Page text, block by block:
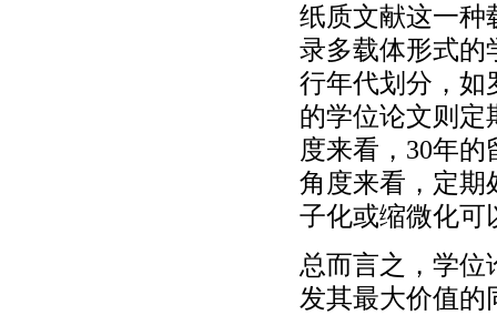
纸质文献这一种
录多载体形式的
行年代划分，如
的学位论文则定
度来看，30年
角度来看，定期
子化或缩微化可
总而言之，学位
发其最大价值的